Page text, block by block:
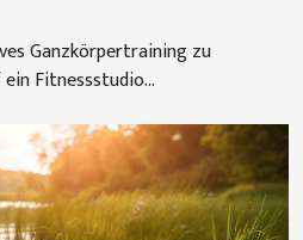
Ganzkörpertraining zu
Fitnessstudio...